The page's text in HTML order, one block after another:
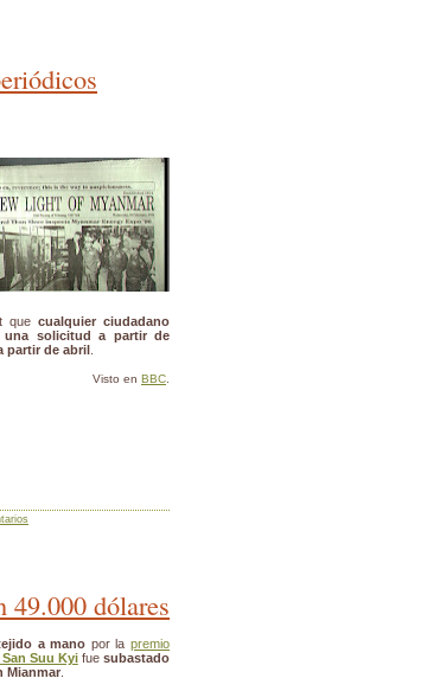
que cualquier ciudadano
una solicitud a partir de
partir de abril
Visto en BBC
49.000 dólares
a mano por lapremio
Suu Kyifuesubastado
Mianmar